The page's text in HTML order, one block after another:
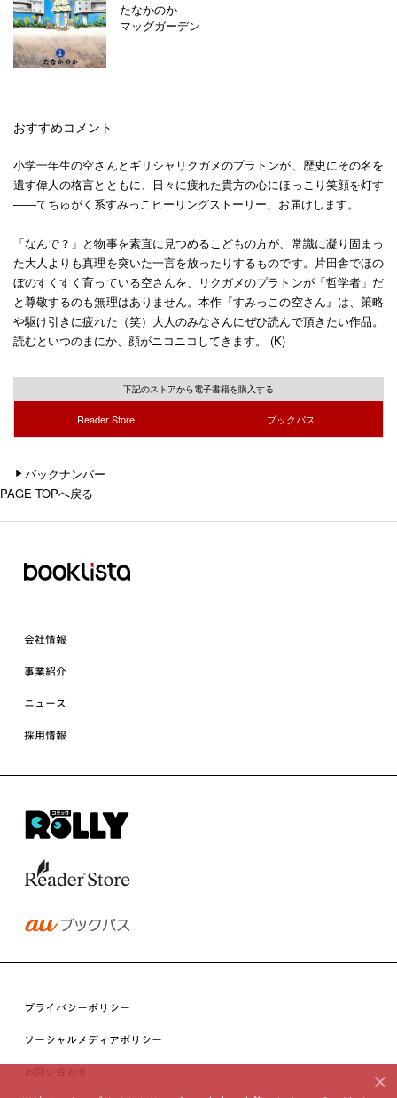
たなかのか
マッグガーデン
おすすめコメント
小学一年生の空さんとギリシャリクガメのプラトンが、歴史にその名を
遺す偉人の格言とともに、日々に疲れた貴方の心にほっこり笑顔を灯す
――てちゅがく系すみっこヒーリングストーリー、お届けします。
「なんで？」と物事を素直に見つめるこどもの方が、常識に凝り固まっ
た大人よりも真理を突いた一言を放ったりするものです。片田舎でほの
ぼのすくすく育っている空さんを、リクガメのプラトンが「哲学者」だ
と尊敬するのも無理はありません。本作『すみっこの空さん』は、策略
や駆け引きに疲れた（笑）大人のみなさんにぜひ読んで頂きたい作品。
読むといつのまにか、顔がニコニコしてきます。 (K)
下記のストアから電子書籍を購入する
Reader Store ブックパス
バックナンバー
PAGE TOPへ戻る
会社情報
事業紹介
ニュース
採用情報
プライバシーポリシー
ソーシャルメディアポリシー
お問い合わせ